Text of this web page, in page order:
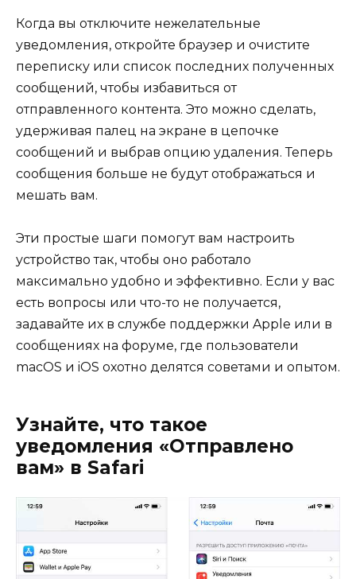
Когда вы отключите нежелательные
уведомления, откройте браузер и очистите
переписку или список последних полученных
сообщений, чтобы избавиться от
отправленного контента. Это можно сделать,
удерживая палец на экране в цепочке
сообщений и выбрав опцию удаления. Теперь
сообщения больше не будут отображаться и
мешать вам.
Эти простые шаги помогут вам настроить
устройство так, чтобы оно работало
максимально удобно и эффективно. Если у вас
есть вопросы или что-то не получается,
задавайте их в службе поддержки Apple или в
сообщениях на форуме, где пользователи
macOS и iOS охотно делятся советами и опытом.
Узнайте, что такое
уведомления «Отправлено
вам» в Safari